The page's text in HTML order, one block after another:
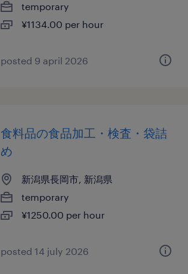
temporary
¥1134.00 per hour
posted 9 april 2026
食料品の食品加工・検査・袋詰
め
新潟県長岡市, 新潟県
temporary
¥1250.00 per hour
posted 14 july 2026